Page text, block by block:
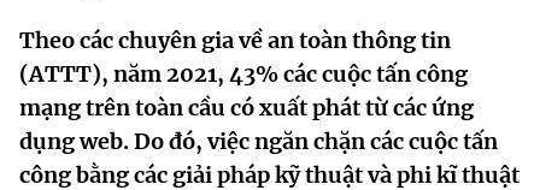
Giới thiệu
Chức năng nhiệm vụ
Cơ cấu tổ chức
Tin tức sự kiện
Khoa học và Công nghệ
Dịch vụ công
Theo các chuyên gia về an toàn thông tin
(ATTT), năm 2021, 43% các cuộc tấn công
mạng trên toàn cầu có xuất phát từ các ứng
dụng web. Do đó, việc ngăn chặn các cuộc tấn
công bằng các giải pháp kỹ thuật và phi kĩ thuật